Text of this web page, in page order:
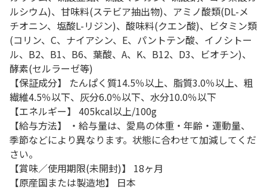
ルシウム)、甘味料(ステビア抽出物)、アミノ酸類(DL-メ
チオニン、塩酸L-リジン)、酸味料(クエン酸)、ビタミン類
(コリン、C、ナイアシン、E、パントテン酸、イノシトー
ル、B2、B1、B6、葉酸、A、K、B12、D3、ビオチン)、
酵素(セルラーゼ等)
【保証成分】 たんぱく質14.5％以上、脂質3.0％以上、粗
繊維4.5％以下、灰分6.0％以下、水分10.0％以下
【エネルギー】 405kcal以上/100g
【給与方法】 ・給与量は、愛鳥の体重・年齢・運動量、
季節などにより異なります。状態に合わせて加減してくだ
さい。
【賞味／使用期限(未開封)】 18ヶ月
【原産国または製造地】 日本